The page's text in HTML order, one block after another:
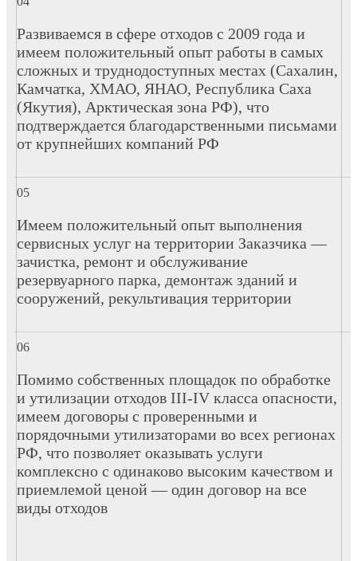
Развиваемся в сфере отходов с 2009 года и
имеем положительный опыт работы в самых
сложных и труднодоступных местах (Сахалин,
Камчатка, ХМАО, ЯНАО, Республика Саха
(Якутия), Арктическая зона РФ), что
подтверждается благодарственными письмами
от крупнейших компаний РФ
Имеем положительный опыт выполнения
сервисных услуг на территории Заказчика —
зачистка, ремонт и обслуживание
резервуарного парка, демонтаж зданий и
сооружений, рекультивация территории
Помимо собственных площадок по обработке
и утилизации отходов III-IV класса опасности,
имеем договоры с проверенными и
порядочными утилизаторами во всех регионах
РФ, что позволяет оказывать услуги
комплексно с одинаково высоким качеством и
приемлемой ценой — один договор на все
виды отходов